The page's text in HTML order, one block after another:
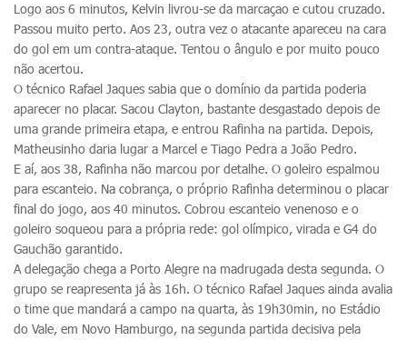
Logo aos 6 minutos, Kelvin livrou-se da marcaçao e cutou cruzado.
Passou muito perto. Aos 23, outra vez o atacante apareceu na cara
do gol em um contra-ataque. Tentou o ângulo e por muito pouco
não acertou.
O técnico Rafael Jaques sabia que o domínio da partida poderia
aparecer no placar. Sacou Clayton, bastante desgastado depois de
uma grande primeira etapa, e entrou Rafinha na partida. Depois,
Matheusinho daria lugar a Marcel e Tiago Pedra a João Pedro.
E aí, aos 38, Rafinha não marcou por detalhe. O goleiro espalmou
para escanteio. Na cobrança, o próprio Rafinha determinou o placar
final do jogo, aos 40 minutos. Cobrou escanteio venenoso e o
goleiro soqueou para a própria rede: gol olímpico, virada e G4 do
Gauchão garantido.
A delegação chega a Porto Alegre na madrugada desta segunda. O
grupo se reapresenta já às 16h. O técnico Rafael Jaques ainda avalia
o time que mandará a campo na quarta, às 19h30min, no Estádio
do Vale, em Novo Hamburgo, na segunda partida decisiva pela